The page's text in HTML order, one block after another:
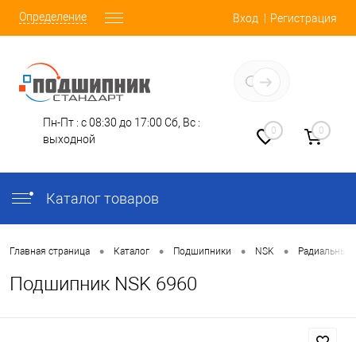
Определение Вход Регистрация
Пн-Пт : с 08:30 до 17:00 Сб, Вс :
выходной
0 0
Каталог товаров
Главная страница • Каталог • Подшипники • NSK •
Подшипник NSK 6960